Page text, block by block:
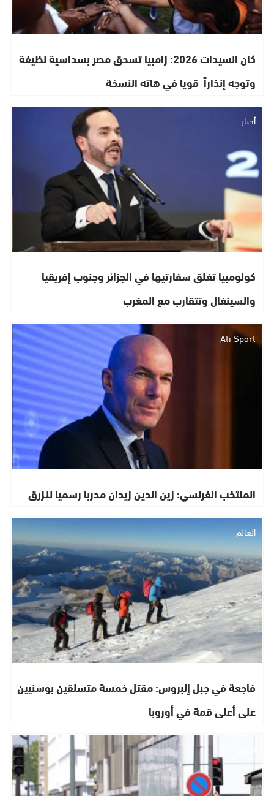
كان السيدات 2026: زامبيا تسحق مصر بسداسية نظيفة
وتوجه إنذاراً قويا في هاته النسخة
أخبار
كولومبيا تغلق سفارتيها في الجزائر وجنوب إفريقيا
والسينغال وتتقارب مع المغرب
Ati Sport
المنتخب الفرنسي: زين الدين زيدان مدربا رسميا للـزرق
العالم
فاجعة في جبل إلبروس: مقتل خمسة متسلقين بوسنيين
على أعلى قمة في أوروبا